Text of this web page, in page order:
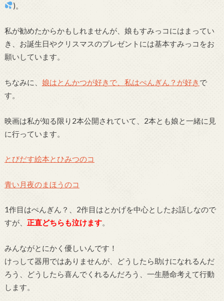
)。
私が勧めたからかもしれませんが、娘もすみっコにはまってい
き、お誕生日やクリスマスのプレゼントには基本すみっコをお
願いしています。
ちなみに、 娘はとんかつが好きで、私はぺんぎん？が好き で
す。
映画は私が知る限り2本公開されていて、2本とも娘と一緒に見
に行っています。
とびだす絵本とひみつのコ
青い月夜のまほうのコ
1作目はぺんぎん？、2作目はとかげを中心としたお話しなので
すが、 正直どちらも泣けます。
みんながとにかく優しいんです！
けっして器用ではありませんが、どうしたら助けになれるんだ
ろう、どうしたら喜んでくれるんだろう、一生懸命考えて行動
します。